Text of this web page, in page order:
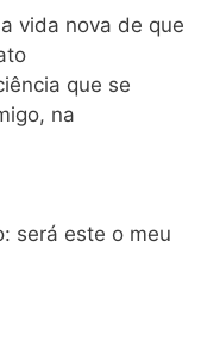
vida nova de que
que se
na
será este o meu